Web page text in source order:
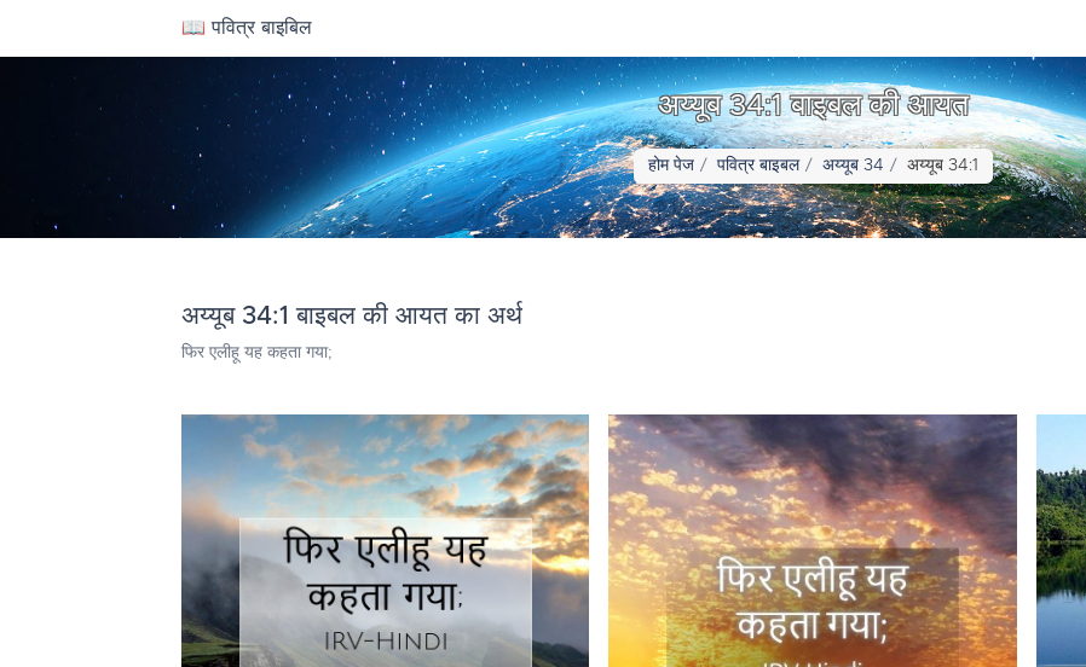
📖 पवित्र बाइबिल
अय्यूब 34:1 बाइबल की आयत
होम पेज पवित्र बाइबल अय्यूब 34 अय्यूब 34:1
अय्यूब 34:1 बाइबल की आयत का अर्थ
फिर एलीहू यह कहता गया;